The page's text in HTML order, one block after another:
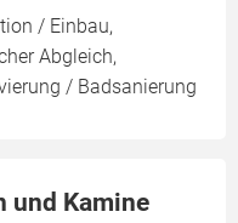
/ Einbau,
Abgleich,
/ Badsanierung
und Kamine